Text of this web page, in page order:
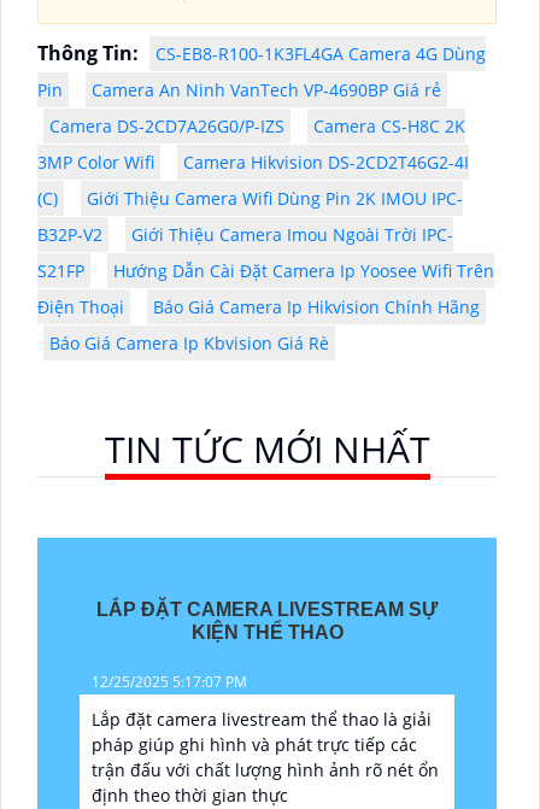
Thông Tin:
CS-EB8-R100-1K3FL4GA Camera 4G Dùng
Pin
Camera An Ninh VanTech VP-4690BP Giá rẻ
Camera DS-2CD7A26G0/P-IZS
Camera CS-H8C 2K
3MP Color Wifi
Camera Hikvision DS-2CD2T46G2-4I
(C)
Giới Thiệu Camera Wifi Dùng Pin 2K IMOU IPC-
B32P-V2
Giới Thiệu Camera Imou Ngoài Trời IPC-
S21FP
Hướng Dẫn Cài Đặt Camera Ip Yoosee Wifi Trên
Điện Thoại
Báo Giá Camera Ip Hikvision Chính Hãng
Báo Giá Camera Ip Kbvision Giá Rè
TIN TỨC MỚI NHẤT
LẮP ĐẶT CAMERA LIVESTREAM SỰ
KIỆN THỂ THAO
12/25/2025 5:17:07 PM
Lắp đặt camera livestream thể thao là giải
pháp giúp ghi hình và phát trực tiếp các
trận đấu với chất lượng hình ảnh rõ nét ổn
định theo thời gian thực